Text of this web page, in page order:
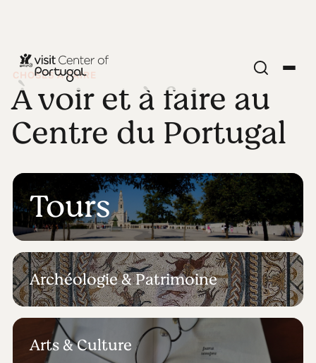
CHOSES À FAIRE
À voir et à faire au
Centre du Portugal
Tours
Archéologie & Patrimoine
Arts & Culture